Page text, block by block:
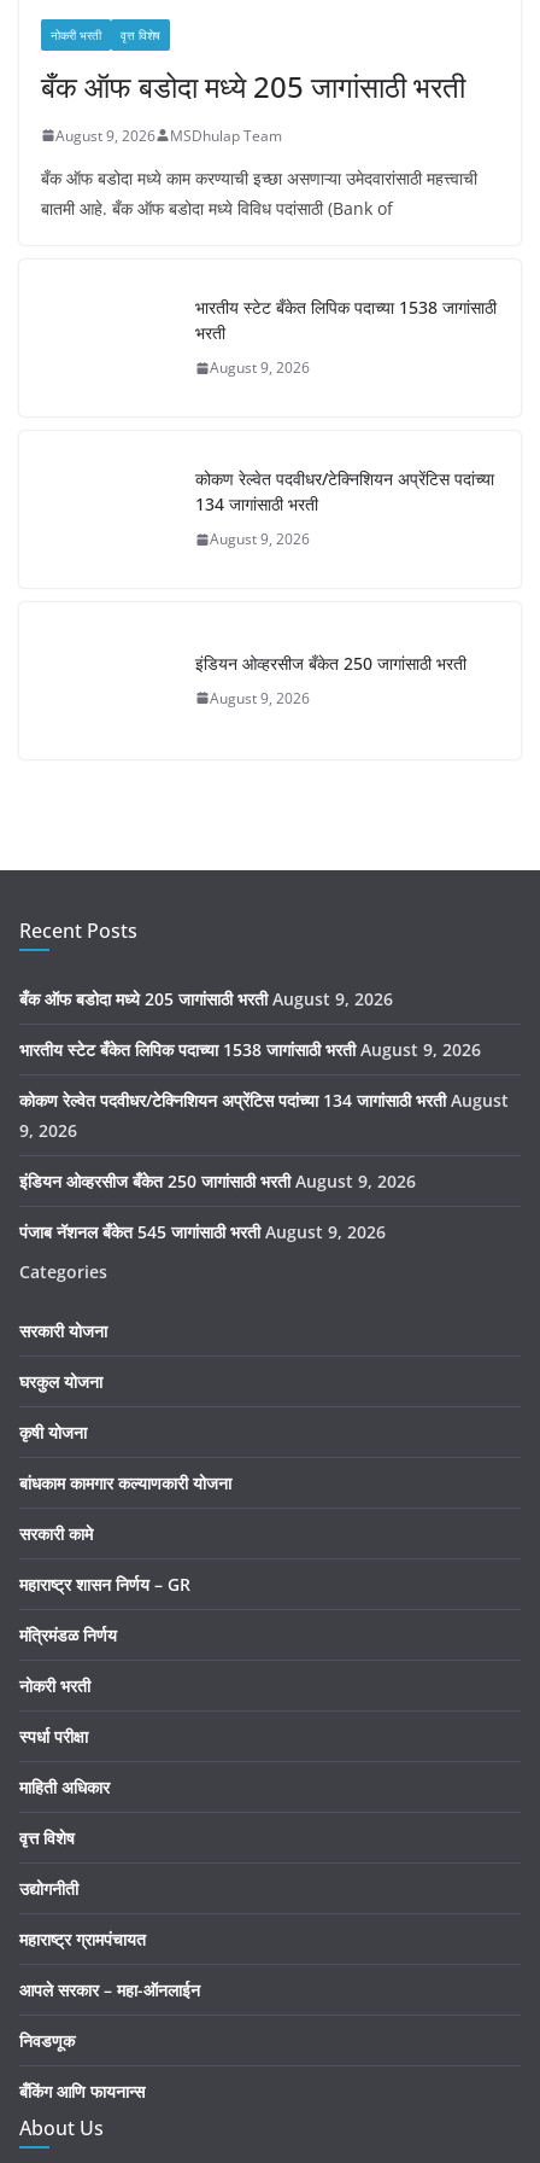
नोकरी भरती वृत्त विशेष
बँक ऑफ बडोदा मध्ये 205 जागांसाठी भरती
August 9, 2026 MSDhulap Team
बँक ऑफ बडोदा मध्ये काम करण्याची इच्छा असणाऱ्या उमेदवारांसाठी महत्त्वाची
बातमी आहे. बँक ऑफ बडोदा मध्ये विविध पदांसाठी (Bank of
भारतीय स्टेट बँकेत लिपिक पदाच्या 1538 जागांसाठी
भरती
August 9, 2026
कोकण रेल्वेत पदवीधर/टेक्निशियन अप्रेंटिस पदांच्या
134 जागांसाठी भरती
August 9, 2026
इंडियन ओव्हरसीज बँकेत 250 जागांसाठी भरती
August 9, 2026
Recent Posts
बँक ऑफ बडोदा मध्ये 205 जागांसाठी भरती August 9, 2026
भारतीय स्टेट बँकेत लिपिक पदाच्या 1538 जागांसाठी भरती August 9, 2026
कोकण रेल्वेत पदवीधर/टेक्निशियन अप्रेंटिस पदांच्या 134 जागांसाठी भरती August
9, 2026
इंडियन ओव्हरसीज बँकेत 250 जागांसाठी भरती August 9, 2026
पंजाब नॅशनल बँकेत 545 जागांसाठी भरती August 9, 2026
Categories
सरकारी योजना
घरकुल योजना
कृषी योजना
बांधकाम कामगार कल्याणकारी योजना
सरकारी कामे
महाराष्ट्र शासन निर्णय – GR
मंत्रिमंडळ निर्णय
नोकरी भरती
स्पर्धा परीक्षा
माहिती अधिकार
वृत्त विशेष
उद्योगनीती
महाराष्ट्र ग्रामपंचायत
आपले सरकार – महा-ऑनलाईन
निवडणूक
बँकिंग आणि फायनान्स
About Us